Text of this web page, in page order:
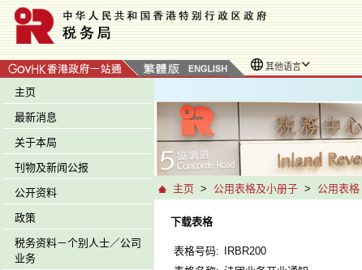
其他语言
主页
最新消息
关于本局
刊物及新闻公报
公开资料
政策
税务资料－个别人士／公司
业务
主页 > 公用表格及小册子 > 公用表格
下载表格
表格号码:
IRBR200